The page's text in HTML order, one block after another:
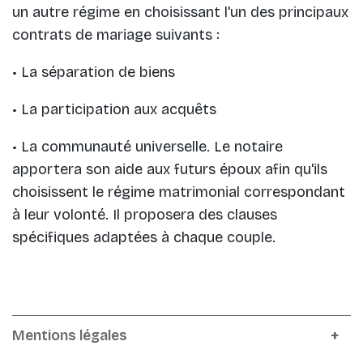
un autre régime en choisissant l'un des principaux
contrats de mariage suivants :
• La séparation de biens
• La participation aux acquêts
• La communauté universelle. Le notaire
apportera son aide aux futurs époux afin qu'ils
choisissent le régime matrimonial correspondant
à leur volonté. Il proposera des clauses
spécifiques adaptées à chaque couple.
Mentions légales